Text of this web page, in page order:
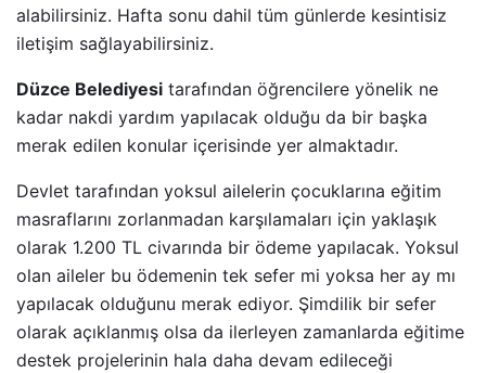
alabilirsiniz. Hafta sonu dahil tüm günlerde kesintisiz
iletişim sağlayabilirsiniz.
Düzce Belediyesi tarafından öğrencilere yönelik ne
kadar nakdi yardım yapılacak olduğu da bir başka
merak edilen konular içerisinde yer almaktadır.
Devlet tarafından yoksul ailelerin çocuklarına eğitim
masraflarını zorlanmadan karşılamaları için yaklaşık
olarak 1.200 TL civarında bir ödeme yapılacak. Yoksul
olan aileler bu ödemenin tek sefer mi yoksa her ay mı
yapılacak olduğunu merak ediyor. Şimdilik bir sefer
olarak açıklanmış olsa da ilerleyen zamanlarda eğitime
destek projelerinin hala daha devam edileceği